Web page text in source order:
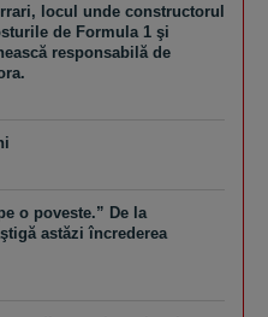
locul unde constructorul
de Formula 1 şi
responsabilă de
o poveste.” De la
astăzi încrederea